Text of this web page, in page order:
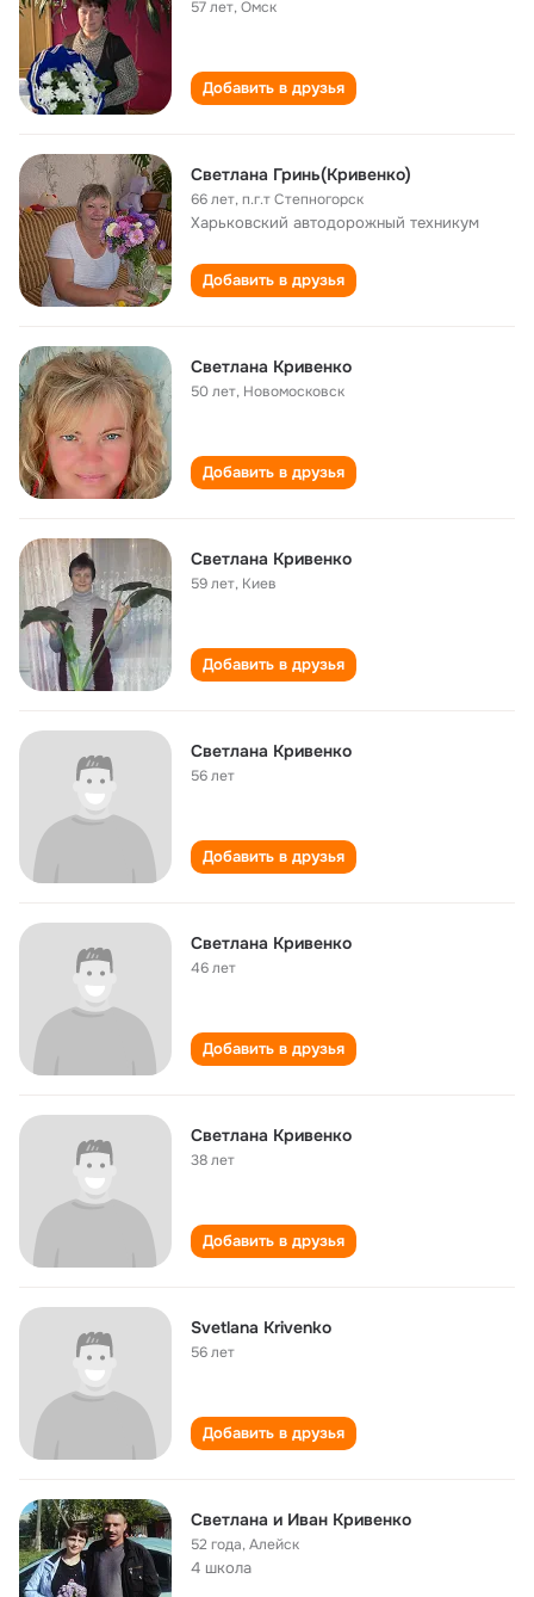
57 лет,Омск
Добавить в друзья
Светлана Гринь(Кривенко)
66 лет,п.г.т Степногорск
Харьковский автодорожный техникум
Добавить в друзья
Светлана Кривенко
50 лет, Новомосковск
Добавить в друзья
Светлана Кривенко
59 лет, Киев
Добавить в друзья
Светлана Кривенко
56 лет
Добавить в друзья
Светлана Кривенко
46 лет
Добавить в друзья
Светлана Кривенко
38 лет
Добавить в друзья
Svetlana Krivenko
56 лет
Добавить в друзья
Светлана и Иван Кривенко
52 года,Алейск
4 школа